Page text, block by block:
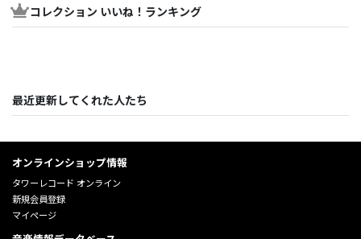
コレクション いいね！ランキング
最近更新してくれた人たち
オンラインショップ情報
タワーレコード オンライン
新規会員登録
マイページ